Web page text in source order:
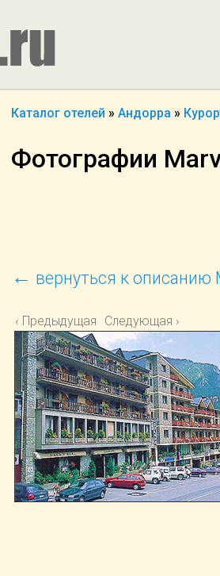
Каталог отелей » Андорра »
Фотографии
← вернуться к описанию
‹ Предыдущая Следующая ›